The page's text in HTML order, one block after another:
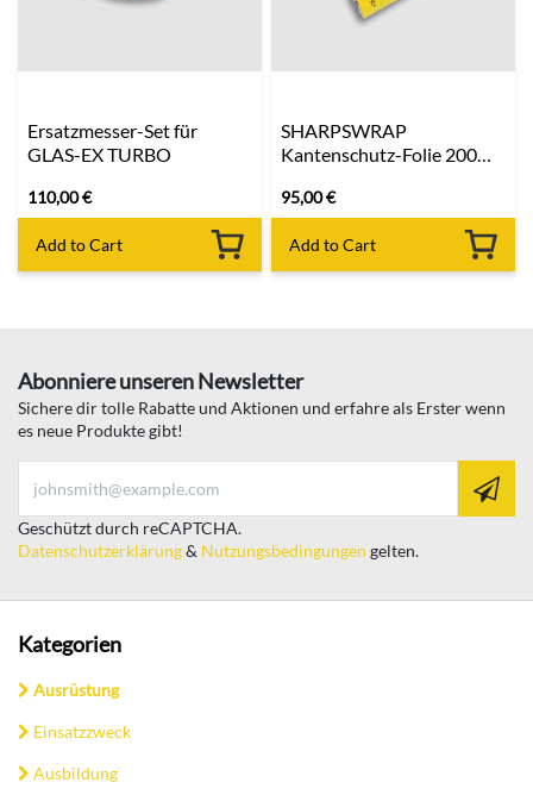
Ersatzmesser-Set für
GLAS-EX TURBO
110,00€
Add to Cart
SHARPSWRAP
Kantenschutz-Folie 200
95,00€
Add to Cart
Abonniere unseren Newsletter
Sichere dir tolle Rabatte und Aktionen und erfahre als Erster wenn
es neue Produkte gibt!
Geschützt durch reCAPTCHA.
Datenschutzerklärung& Nutzungsbedingungen gelten.
Kategorien
Ausrüstung
Einsatzzweck
Ausbildung